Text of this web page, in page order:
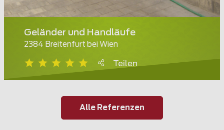
Geländer und Handläufe
2384 Breitenfurt bei Wien
Teilen
Alle Referenzen